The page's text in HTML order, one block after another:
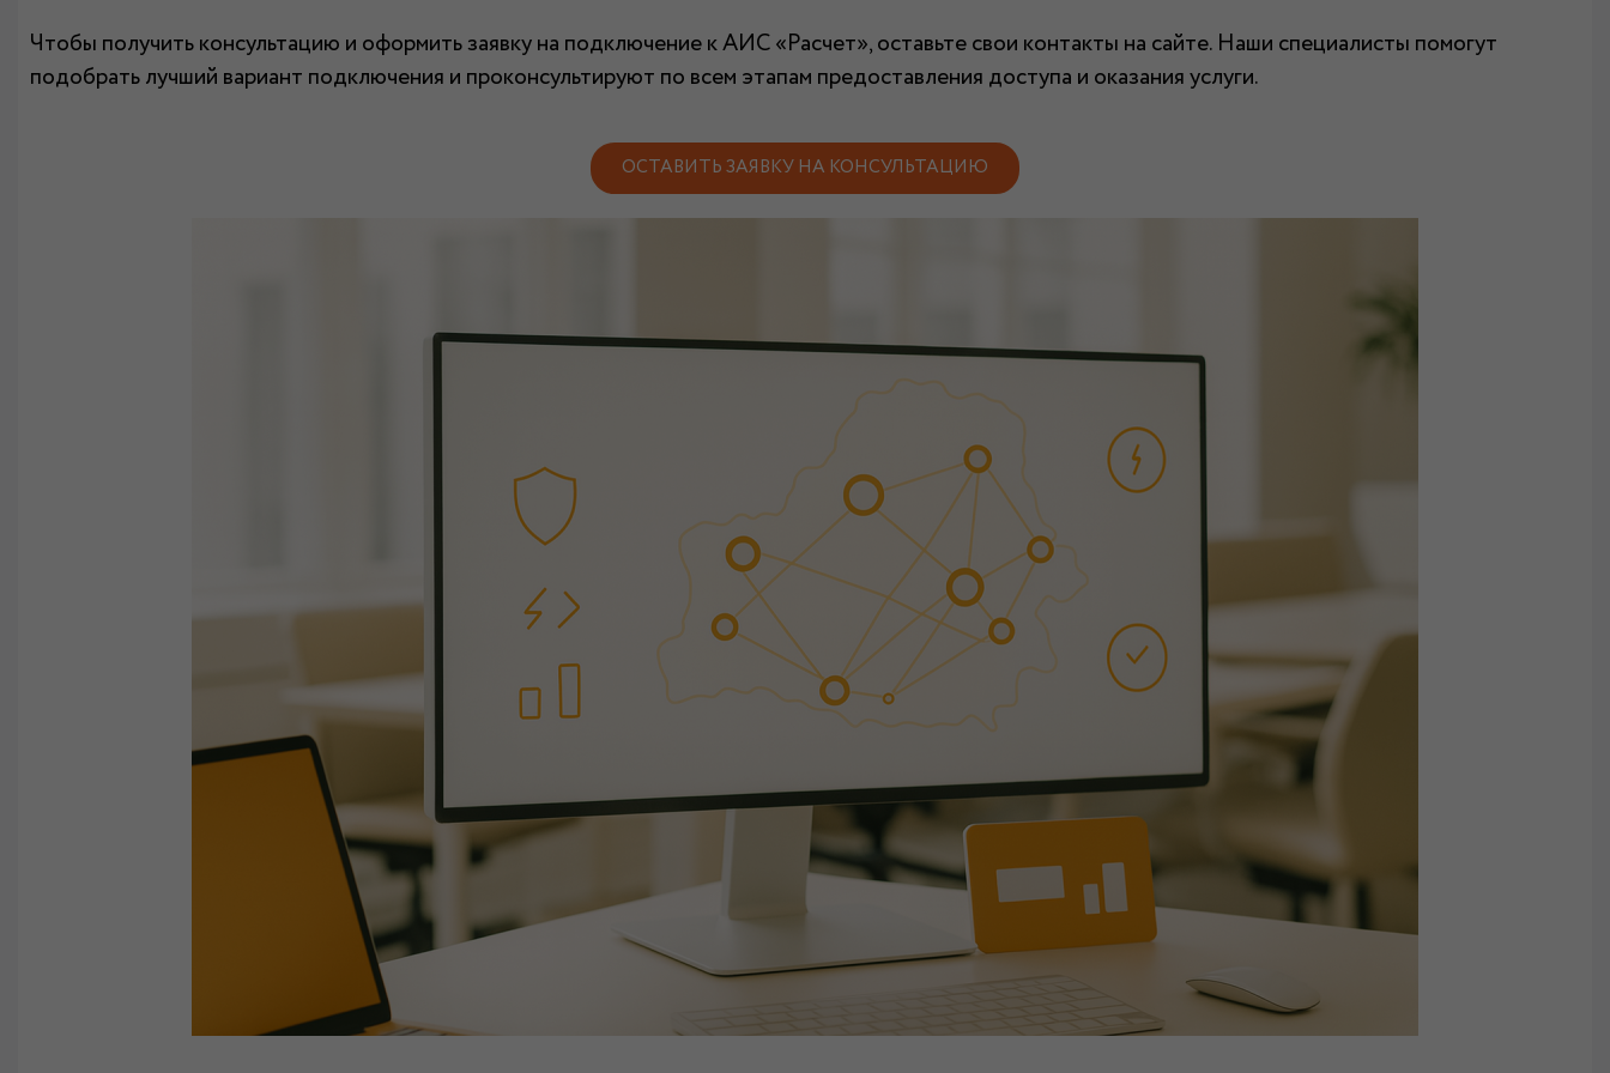
Чтобы получить консультацию и оформить заявку на подключение к АИС «Расчет», оставьте свои контакты на сайте. Наши специалисты помогут
подобрать лучший вариант подключения и проконсультируют по всем этапам предоставления доступа и оказания услуги.
ОСТАВИТЬ ЗАЯВКУ НА КОНСУЛЬТАЦИЮ